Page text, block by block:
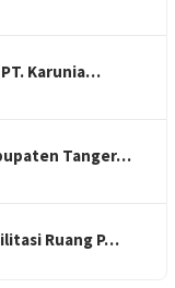
PT. Karunia…
Tanger…
Ruang P…